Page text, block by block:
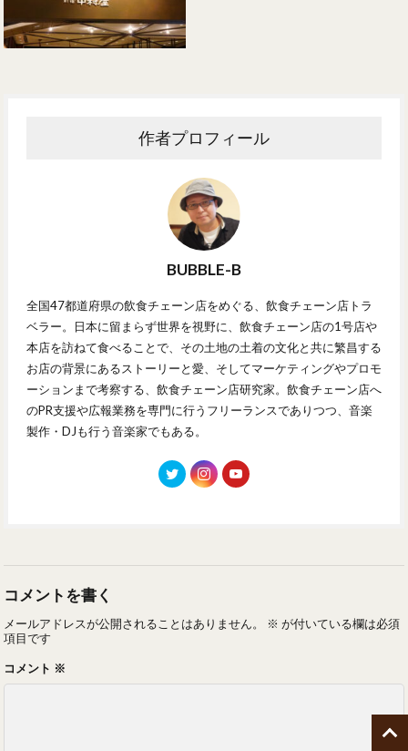
作者プロフィール
BUBBLE-B
全国47都道府県の飲食チェーン店をめぐる、飲食チェーン店トラ
ベラー。日本に留まらず世界を視野に、飲食チェーン店の1号店や
本店を訪ねて食べることで、その土地の土着の文化と共に繁昌する
お店の背景にあるストーリーと愛、そしてマーケティングやプロモ
ーションまで考察する、飲食チェーン店研究家。飲食チェーン店へ
のPR支援や広報業務を専門に行うフリーランスでありつつ、音楽
製作・DJも行う音楽家でもある。
コメントを書く
メールアドレスが公開されることはありません。 ※ が付いている欄は必須
項目です
コメント ※